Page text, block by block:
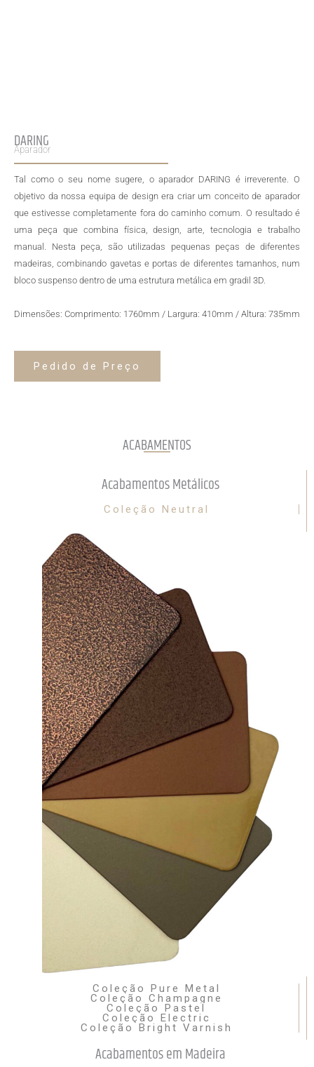
DARING
Aparador
Tal como o seu nome sugere, o aparador DARING é irreverente. O
objetivo da nossa equipa de design era criar um conceito de aparador
que estivesse completamente fora do caminho comum. O resultado é
uma peça que combina física, design, arte, tecnologia e trabalho
manual. Nesta peça, são utilizadas pequenas peças de diferentes
madeiras, combinando gavetas e portas de diferentes tamanhos, num
bloco suspenso dentro de uma estrutura metálica em gradil 3D.
Dimensões: Comprimento: 1760mm / Largura: 410mm / Altura: 735mm
Pedido de Preço
ACABAMENTOS
Acabamentos Metálicos
Coleção Neutral
Coleção Pure Metal
Coleção Champagne
Coleção Pastel
Coleção Electric
Coleção Bright Varnish
Acabamentos em Madeira